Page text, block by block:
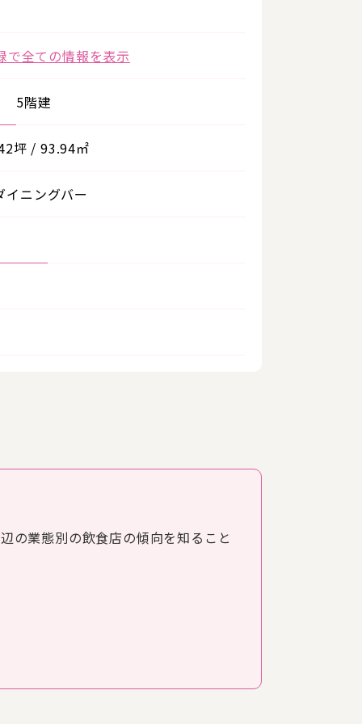
で全ての情報を表示
5階建
坪 / 93.94㎡
イニングバー
の業態別の飲食店の傾向を知ること